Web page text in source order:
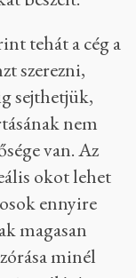
tehát a cég a
szerezni,
sejthetjük,
nem
van. Az
okot lehet
ennyire
magasan
minél